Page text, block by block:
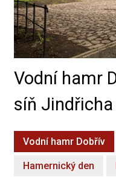
Vodní hamr
síň
Vodní hamr Dobřív
Hamernický den